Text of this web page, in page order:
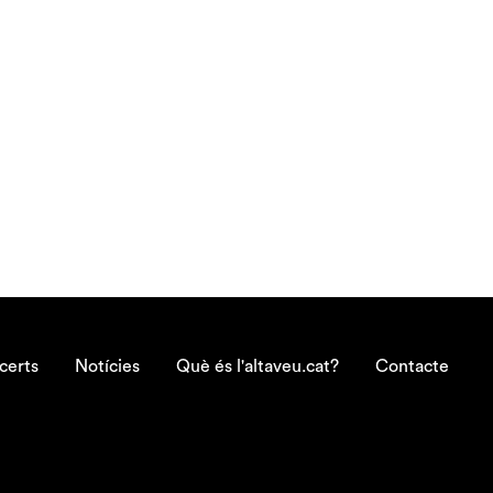
Notícies Què és l'altaveu.cat? Contacte